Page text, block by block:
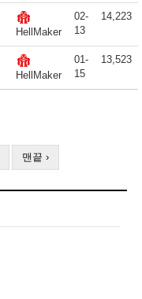
HellMaker
02-
13
14,223
HellMaker
01-
15
13,523
맨끝 ›